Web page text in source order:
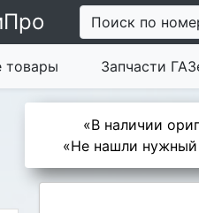
Поиск по
товары Запчасти
«В наличии
«Не нашли нужный